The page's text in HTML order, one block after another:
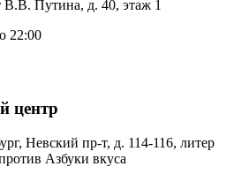
В.В. Путина, д. 40, этаж 1
22:00
центр
Невский пр-т, д. 114-116, литер
Азбуки вкуса